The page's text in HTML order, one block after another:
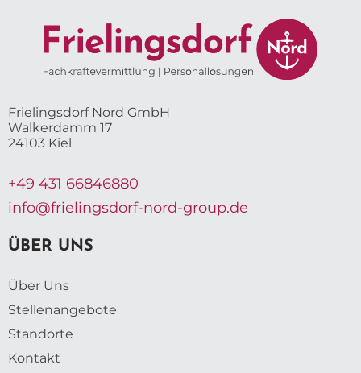
Frielingsdorf Nord GmbH
Walkerdamm 17
24103 Kiel
+49 431 66846880
info@frielingsdorf-nord-group.de
ÜBER UNS
Über Uns
Stellenangebote
Standorte
Kontakt